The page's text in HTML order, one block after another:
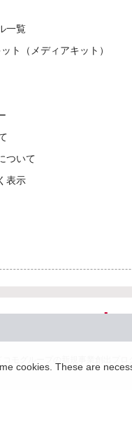
一覧
ト（メディアキット）
ついて
表示
cookies. These are